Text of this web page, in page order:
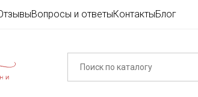
Вопросы и ответыКонтактыБлог